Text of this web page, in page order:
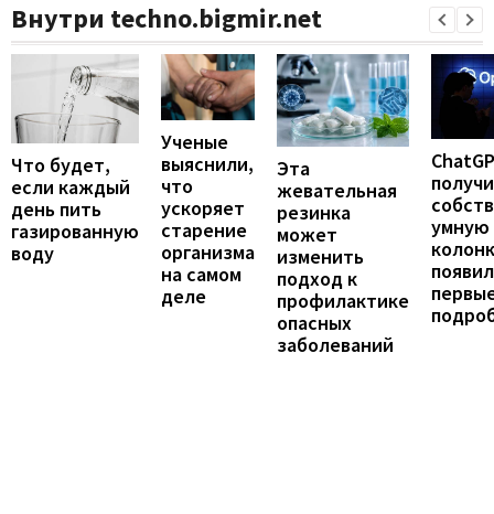
Внутри techno.bigmir.net
Что будет,
если каждый
день пить
газированную
воду
Ученые
выяснили,
что
ускоряет
старение
организма
на самом
деле
Эта
жевательная
резинка
может
изменить
подход к
профилактике
опасных
заболеваний
умную